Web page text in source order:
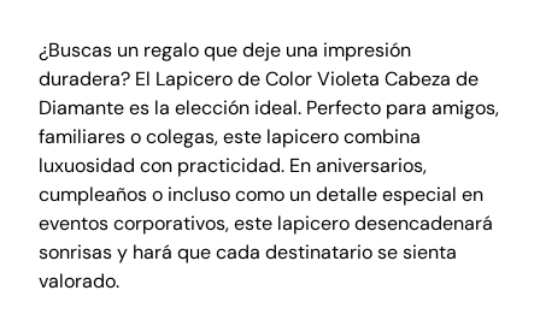
a
d
¿Buscas un regalo que deje una impresión
duradera? El Lapicero de Color Violeta Cabeza de
Diamante es la elección ideal. Perfecto para amigos,
familiares o colegas, este lapicero combina
luxuosidad con practicidad. En aniversarios,
cumpleaños o incluso como un detalle especial en
eventos corporativos, este lapicero desencadenará
sonrisas y hará que cada destinatario se sienta
valorado.